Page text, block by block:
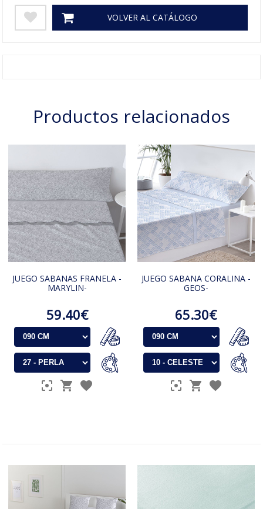
VOLVER AL CATÁLOGO
Productos relacionados
JUEGO SABANAS FRANELA -
MARYLIN-
59.40€
JUEGO SABANA CORALINA -
GEOS-
65.30€